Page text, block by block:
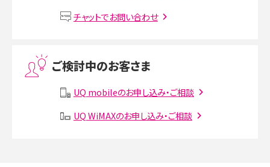
VPN接続とは？仕組みや必要性、メリット・デメリット、接続方法を解説
Instagram（インスタグラム）でスクショするとバレる？バレるケースや撮り方も解
SMSとは？料金やできること、注意点や届かない時の対処法を解説
チャットでお問い合わせ
ご検討中のお客さま
UQ mobileのお申し込み・ご相談
UQ WiMAXのお申し込み・ご相談